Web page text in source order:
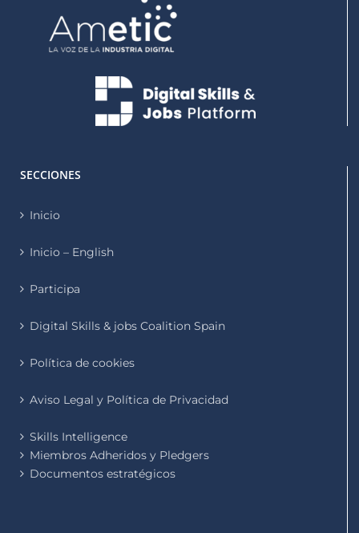
SECCIONES
Inicio
Inicio – English
Participa
Digital Skills & jobs Coalition Spain
Política de cookies
Aviso Legal y Política de Privacidad
Skills Intelligence
Miembros Adheridos y Pledgers
Documentos estratégicos